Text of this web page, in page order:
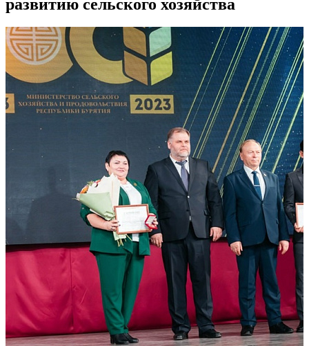
развитию сельского хозяйства